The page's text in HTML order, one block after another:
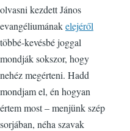
olvasni kezdett János
evangéliumánakelejéről
többé-kevésbé joggal
mondják sokszor, hogy
nehéz megérteni. Hadd
mondjam el, én hogyan
értem most – menjünk szép
sorjában, néha szavak